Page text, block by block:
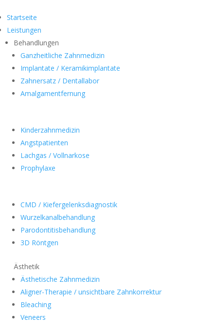
Startseite
Leistungen
Behandlungen
Ganzheitliche Zahnmedizin
Implantate / Keramikimplantate
Zahnersatz / Dentallabor
Amalgamentfernung
Kinderzahnmedizin
Angstpatienten
Lachgas / Vollnarkose
Prophylaxe
CMD / Kiefergelenksdiagnostik
Wurzelkanalbehandlung
Parodontitisbehandlung
3D Röntgen
Ästhetik
Ästhetische Zahnmedizin
Aligner-Therapie / unsichtbare Zahnkorrektur
Bleaching
Veneers